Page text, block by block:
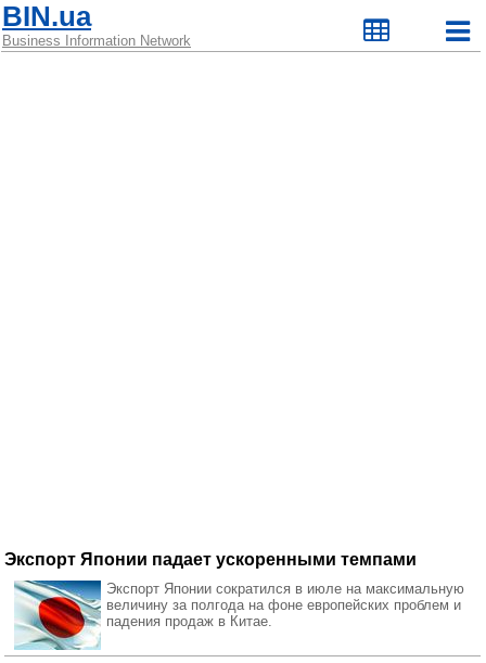
BIN.ua
Business Information Network
Экспорт Японии падает ускоренными темпами
Экспорт Японии сократился в июле на максимальную
величину за полгода на фоне европейских проблем и
падения продаж в Китае.